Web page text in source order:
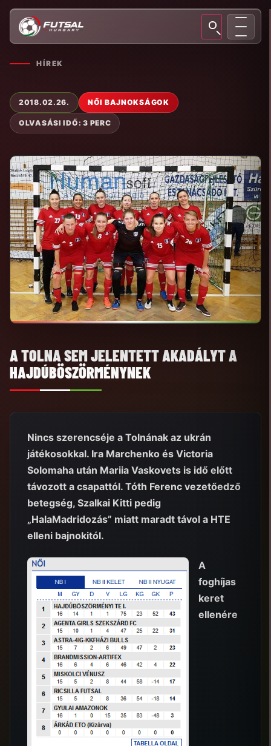
HÍREK
2018.02.26. NŐI BAJNOKSÁGOK
OLVASÁSI IDŐ: 3 PERC
A TOLNA SEM JELENTETT AKADÁLYT A
HAJDÚBÖSZÖRMÉNYNEK
Nincs szerencséje a Tolnának az ukrán
játékosokkal. Ira Marchenko és Victoria
Solomaha után Mariia Vaskovets is idő előtt
távozott a csapattól. Tóth Ferenc vezetőedző
betegség, Szalkai Kitti pedig
„HalaMadridozás” miatt maradt távol a HTE
elleni bajnokitól.
A
foghíjas
keret
ellenére